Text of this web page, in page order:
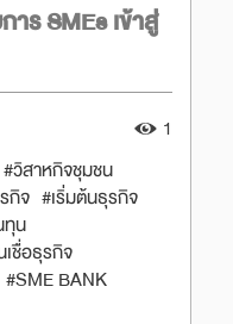
ร SMEs เข้าสู่
#วิสาหกิจชุมชน
กิจ #เริ่มต้นธุรกิจ
ทุน
เชื่อธุรกิจ
#SME BANK
1